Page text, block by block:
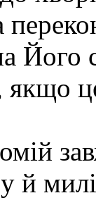
Його
й